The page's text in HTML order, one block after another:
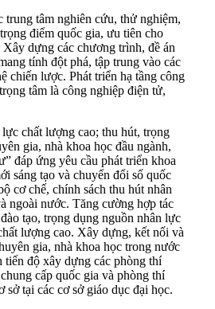
trung tâm nghiên cứu, thử nghiệm,
điểm quốc gia, ưu tiên cho
dựng các chương trình, đề án
tính đột phá, tập trung vào các
chiến lược. Phát triển hạ tầng công
tâm là công nghiệp điện tử,
chất lượng cao; thu hút, trọng
gia, nhà khoa học đầu ngành,
đáp ứng yêu cầu phát triển khoa
sáng tạo và chuyển đổi số quốc
cơ chế, chính sách thu hút nhân
ngoài nước. Tăng cường hợp tác
tạo, trọng dụng nguồn nhân lực
lượng cao. Xây dựng, kết nối và
gia, nhà khoa học trong nước
tiến độ xây dựng các phòng thí
cấp quốc gia và phòng thí
sở tại các cơ sở giáo dục đại học.